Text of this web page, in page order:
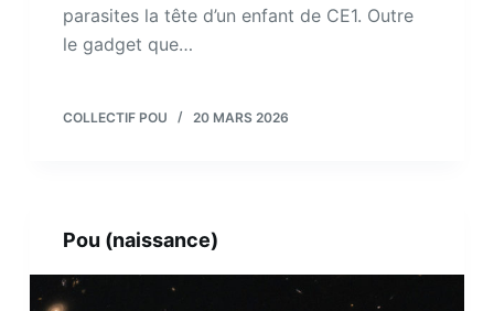
parasites la tête d’un enfant de CE1. Outre
le gadget que…
COLLECTIF POU 20 MARS 2026
Pou (naissance)